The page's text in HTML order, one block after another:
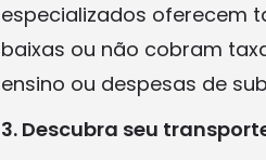
especializados oferecem
baixas ou não cobram
ensino ou despesas de
3. Descubra seu